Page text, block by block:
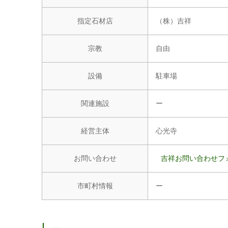
指定石材店 （株）吉祥
宗教 自由
設備 駐車場
関連施設 ー
経営主体 心光寺
お問い合わせ 吉祥お問い合わせフ
市町村情報 ー